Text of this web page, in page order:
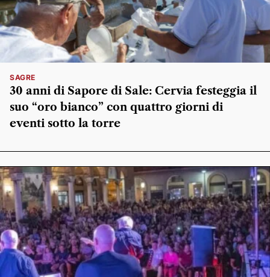
SAGRE
30 anni di Sapore di Sale: Cervia festeggia il
suo “oro bianco” con quattro giorni di
eventi sotto la torre